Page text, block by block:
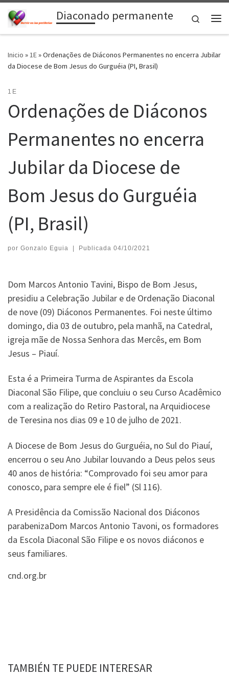
Saltar al contenidoDiaconado permanente
Search
Inicio »1E»Ordenações de Diáconos Permanentes no encerra Jubilar
da Diocese de Bom Jesus do Gurguéia (PI, Brasil)
1E
Ordenações de Diáconos
Permanentes no encerra
Jubilar da Diocese de
Bom Jesus do Gurguéia
(PI, Brasil)
por Gonzalo Eguia | Publicada 04/10/2021
Dom Marcos Antonio Tavini, Bispo de Bom Jesus,
presidiu a Celebração Jubilar e de Ordenação Diaconal
de nove (09) Diáconos Permanentes. Foi neste último
domingo, dia 03 de outubro, pela manhã, na Catedral,
igreja mãe de Nossa Senhora das Mercês, em Bom
Jesus – Piauí.
Esta é a Primeira Turma de Aspirantes da Escola
Diaconal São Filipe, que concluiu o seu Curso Acadêmico
com a realização do Retiro Pastoral, na Arquidiocese
de Teresina nos dias 09 e 10 de julho de 2021.
A Diocese de Bom Jesus do Gurguéia, no Sul do Piauí,
encerrou o seu Ano Jubilar louvando a Deus pelos seus
40 anos de história: “Comprovado foi seu amor para
conosco, para sempre ele é fiel” (Sl 116).
A Presidência da Comissão Nacional dos Diáconos
parabenizaDom Marcos Antonio Tavoni, os formadores
da Escola Diaconal São Filipe e os novos diáconos e
seus familiares.
cnd.org.br
TAMBIÉN TE PUEDE INTERESAR